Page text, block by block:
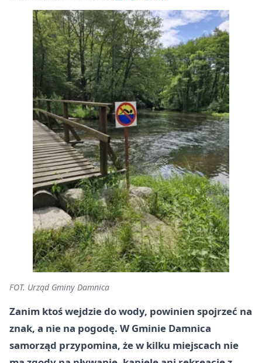
FOT. Urząd Gminy Damnica
Zanim ktoś wejdzie do wody, powinien spojrzeć na
znak, a nie na pogodę. W Gminie Damnica
samorząd przypomina, że w kilku miejscach nie